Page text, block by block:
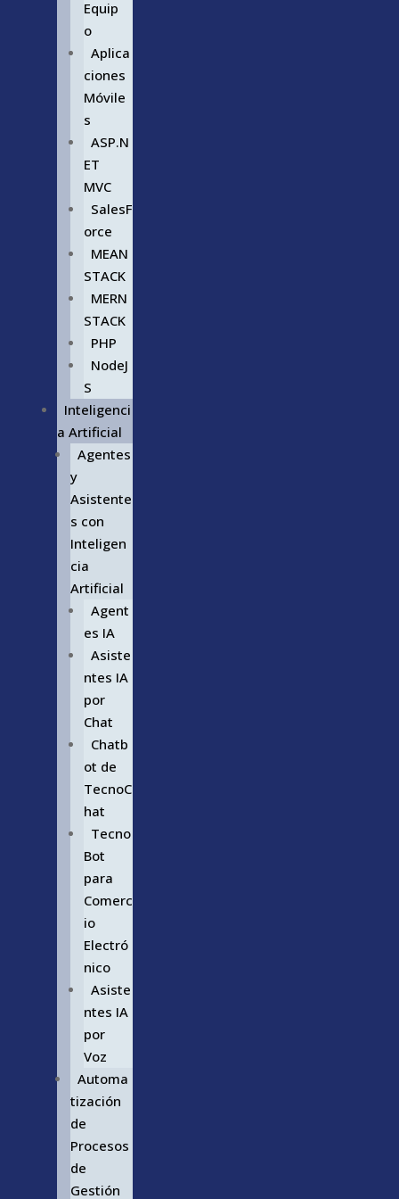
Equip
o
Aplica
ciones
Móvile
s
ASP.N
ET
MVC
SalesF
orce
MEAN
STACK
MERN
STACK
PHP
NodeJ
S
Inteligenci
a Artificial
Agentes
y
Asistente
s con
Inteligen
cia
Artificial
Agent
es IA
Asiste
ntes IA
por
Chat
Chatb
ot de
TecnoC
hat
Tecno
Bot
para
Comerc
io
Electró
nico
Asiste
ntes IA
por
Voz
Automa
tización
de
Procesos
de
Gestión